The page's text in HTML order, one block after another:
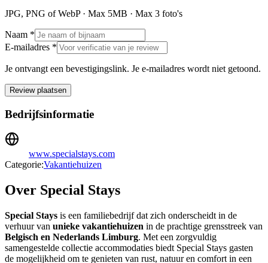
JPG, PNG of WebP · Max 5MB · Max 3 foto's
Naam *
E-mailadres *
Je ontvangt een bevestigingslink. Je e-mailadres wordt niet getoond.
Review plaatsen
Bedrijfsinformatie
www.specialstays.com
Categorie:Vakantiehuizen
Over Special Stays
Special Stays is een familiebedrijf dat zich onderscheidt in de
verhuur van unieke vakantiehuizen in de prachtige grensstreek van
Belgisch en Nederlands Limburg. Met een zorgvuldig
samengestelde collectie accommodaties biedt Special Stays gasten
de mogelijkheid om te genieten van rust, natuur en comfort in een